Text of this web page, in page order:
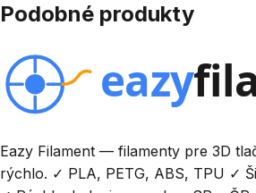
Podobné produkty
Eazy Filament — filamenty pre 3D
rýchlo. ✓ PLA, PETG, ABS, TPU ✓